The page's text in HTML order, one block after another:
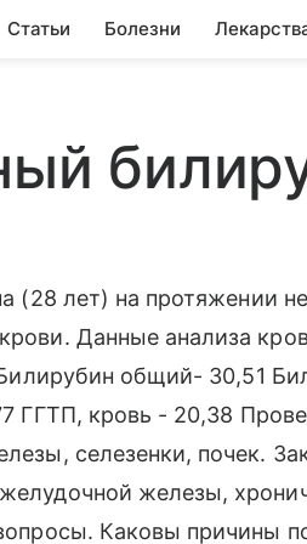
Статьи Болезни
(28 лет) на протяжении
Данные анализа
общий- 30,51
ГГТП, кровь - 20,38
селезенки, почек.
железы,
Каковы причины